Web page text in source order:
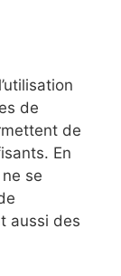
de
de
En
se
aussi des